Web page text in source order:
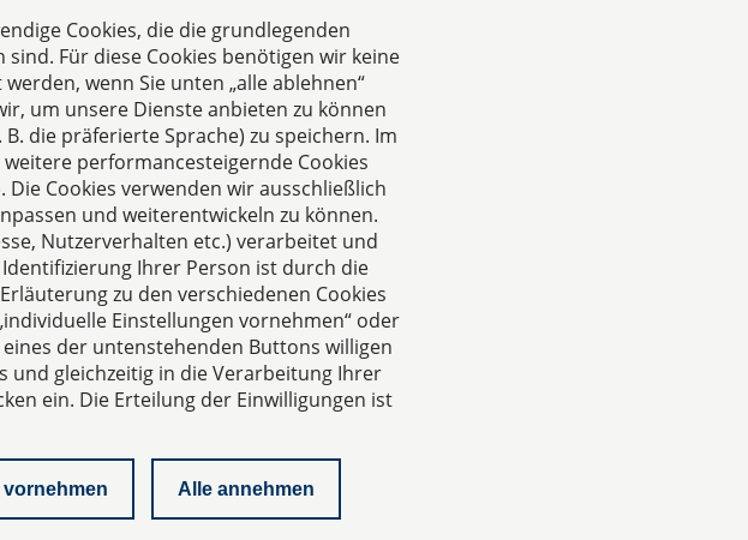
Cookies, die die grundlegenden
Für diese Cookies benötigen wir keine
wenn Sie unten „alle ablehnen“
um unsere Dienste anbieten zu können
die präferierte Sprache) zu speichern. Im
performancesteigernde Cookies
Cookies verwenden wir ausschließlich
und weiterentwickeln zu können.
Nutzerverhalten etc.) verarbeitet und
Ihrer Person ist durch die
zu den verschiedenen Cookies
Einstellungen vornehmen“ oder
der untenstehenden Buttons willigen
und gleichzeitig in die Verarbeitung Ihrer
ein. Die Erteilung der Einwilligungen ist
Alle annehmen